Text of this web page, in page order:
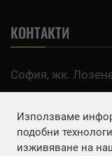
КОНТАКТИ
София, жк.
Email:
Използваме
подобни
изживяване на